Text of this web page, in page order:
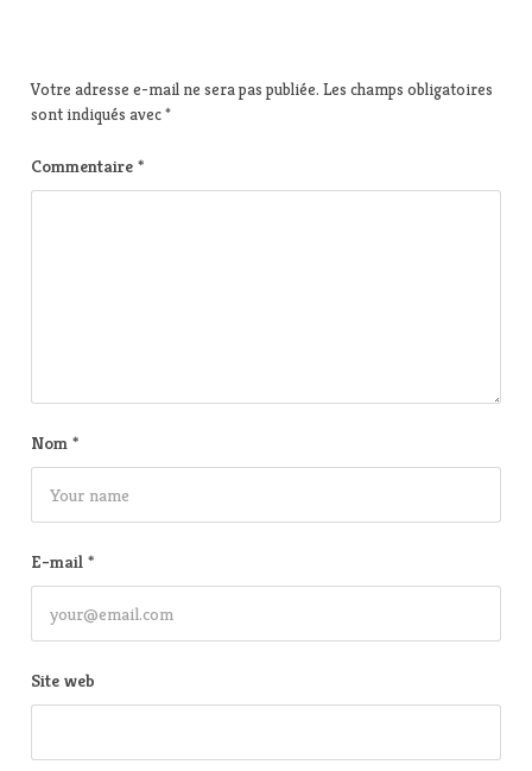
Votre adresse e-mail ne sera pas publiée. Les champs obligatoires
sont indiqués avec*
Commentaire *
Nom *
E-mail *
Site web